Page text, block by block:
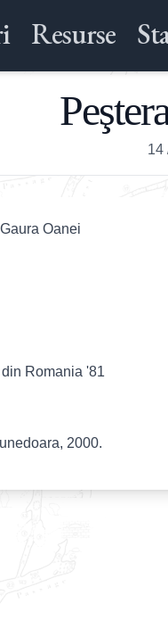
Resurse
14
Oanei
Romania '81
2000.